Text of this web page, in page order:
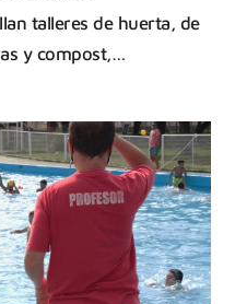
talleres de huerta, de
y compost,…